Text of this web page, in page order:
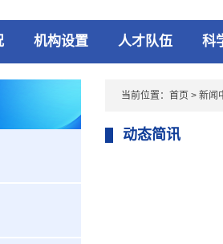
机构设置 人才队伍 科
当前位置： 首页 > 新闻
动态简讯